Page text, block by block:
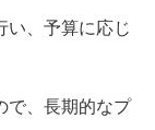
い、予算に応じ
で、長期的なプ